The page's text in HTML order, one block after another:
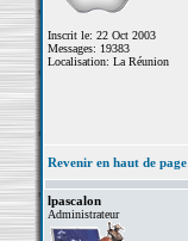
Inscrit le: 22 Oct 2003
Messages: 19383
Localisation: La Réunion
Revenir en haut de page
lpascalon
Administrateur